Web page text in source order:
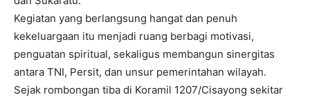
Kegiatan yang berlangsung hangat dan penuh
kekeluargaan itu menjadi ruang berbagi motivasi,
penguatan spiritual, sekaligus membangun sinergitas
antara TNI, Persit, dan unsur pemerintahan wilayah.
Sejak rombongan tiba di Koramil 1207/Cisayong sekitar